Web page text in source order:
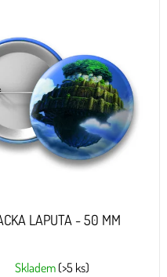
LAPUTA - 50 MM
Skladem (>5 ks)